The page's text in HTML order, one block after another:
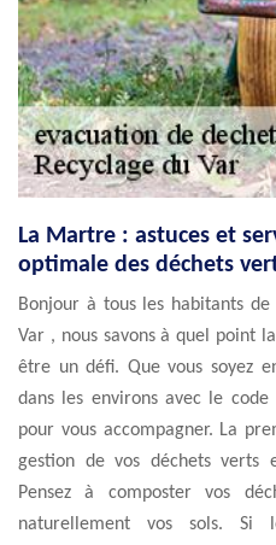
La Martre : astuces et
optimale des déchets
Bonjour à tous les habitants
Var , nous savons à quel point
être un défi. Que vous soyez
dans les environs avec le
pour vous accompagner. La
gestion de vos déchets
Pensez à composter vos
naturellement vos sols. Si